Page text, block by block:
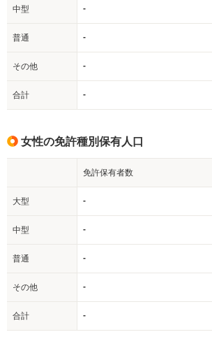
中型 -
普通 -
その他 -
合計 -
女性の免許種別保有人口
免許保有者数
大型 -
中型 -
普通 -
その他 -
合計 -